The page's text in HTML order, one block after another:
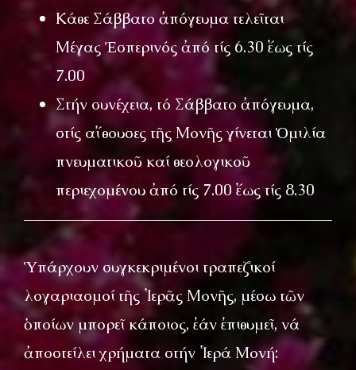
Κάθε Σάββατο ἀπόγευμα τελεῖται
Μέγας Ἐσπερινός ἀπό τίς 6.30 ἕως τίς
7.00
Στήν συνέχεια, τό Σάββατο ἀπόγευμα,
στίς αἴθουσες τῆς Μονῆς γίνεται Ὁμιλία
πνευματικοῦ καί θεολογικοῦ
περιεχομένου ἀπό τίς 7.00 ἕως τίς 8.30
Ὑπάρχουν συγκεκριμένοι τραπεζικοί
λογαριασμοί τῆς Ἱερᾶς Μονῆς, μέσω τῶν
ὁποίων μπορεῖ κάποιος, ἐάν ἐπιθυμεῖ, νά
ἀποστείλει χρήματα στήν Ἱερά Μονή: